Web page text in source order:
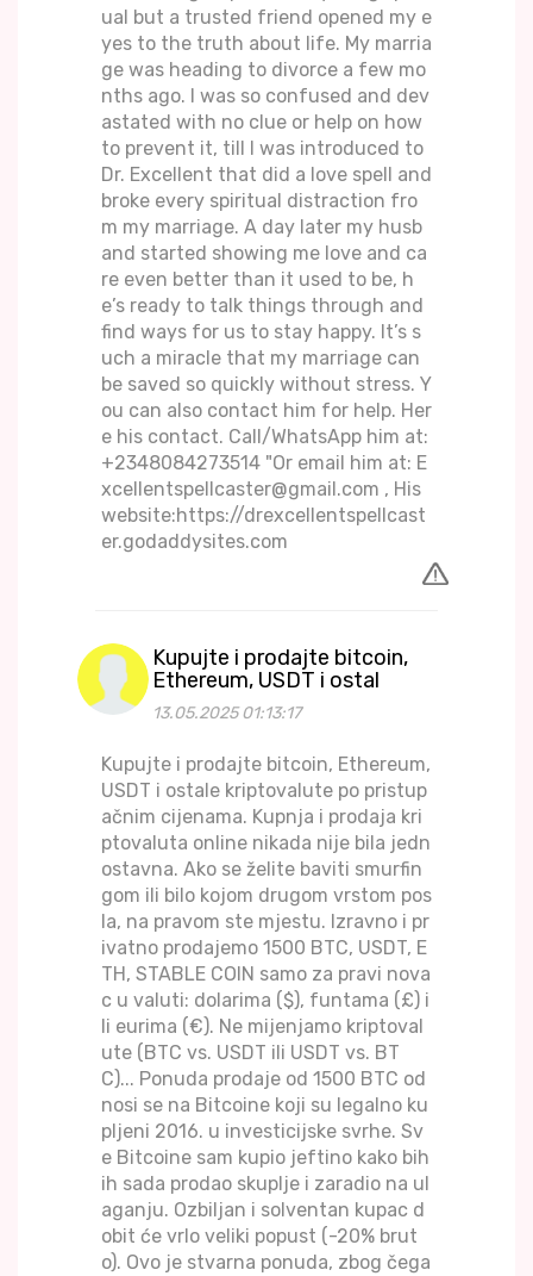
ual but a trusted friend opened my e
yes to the truth about life. My marria
ge was heading to divorce a few mo
nths ago. I was so confused and dev
astated with no clue or help on how
to prevent it, till I was introduced to
Dr. Excellent that did a love spell and
broke every spiritual distraction fro
m my marriage. A day later my husb
and started showing me love and ca
re even better than it used to be, h
e’s ready to talk things through and
find ways for us to stay happy. It’s s
uch a miracle that my marriage can
be saved so quickly without stress. Y
ou can also contact him for help. Her
e his contact. Call/WhatsApp him at:
+2348084273514 "Or email him at: E
xcellentspellcaster@gmail.com , His
website:https://drexcellentspellcast
er.godaddysites.com
Kupujte i prodajte bitcoin,
Ethereum, USDT i ostal
13.05.2025 01:13:17
Kupujte i prodajte bitcoin, Ethereum,
USDT i ostale kriptovalute po pristup
ačnim cijenama. Kupnja i prodaja kri
ptovaluta online nikada nije bila jedn
ostavna. Ako se želite baviti smurfin
gom ili bilo kojom drugom vrstom pos
la, na pravom ste mjestu. Izravno i pr
ivatno prodajemo 1500 BTC, USDT, E
TH, STABLE COIN samo za pravi nova
c u valuti: dolarima ($), funtama (£) i
li eurima (€). Ne mijenjamo kriptoval
ute (BTC vs. USDT ili USDT vs. BT
C)... Ponuda prodaje od 1500 BTC od
nosi se na Bitcoine koji su legalno ku
pljeni 2016. u investicijske svrhe. Sv
e Bitcoine sam kupio jeftino kako bih
ih sada prodao skuplje i zaradio na ul
aganju. Ozbiljan i solventan kupac d
obit će vrlo veliki popust (-20% brut
o). Ovo je stvarna ponuda, zbog čega